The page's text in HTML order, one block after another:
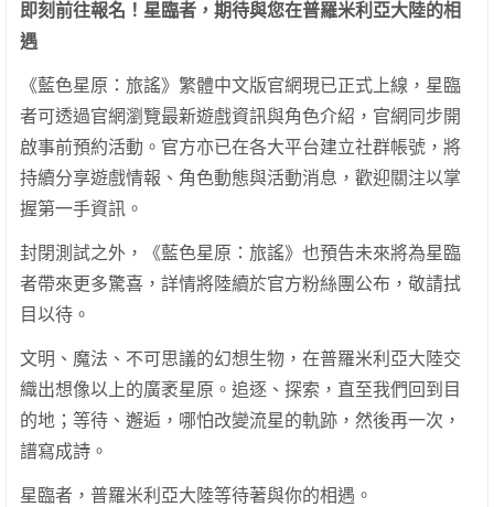
即刻前往報名！星臨者，期待與您在普羅米利亞大陸的相
遇
《藍色星原：旅謠》繁體中文版官網現已正式上線，星臨
者可透過官網瀏覽最新遊戲資訊與角色介紹，官網同步開
啟事前預約活動。官方亦已在各大平台建立社群帳號，將
持續分享遊戲情報、角色動態與活動消息，歡迎關注以掌
握第一手資訊。
封閉測試之外，《藍色星原：旅謠》也預告未來將為星臨
者帶來更多驚喜，詳情將陸續於官方粉絲團公布，敬請拭
目以待。
文明、魔法、不可思議的幻想生物，在普羅米利亞大陸交
織出想像以上的廣袤星原。追逐、探索，直至我們回到目
的地；等待、邂逅，哪怕改變流星的軌跡，然後再一次，
譜寫成詩。
星臨者，普羅米利亞大陸等待著與你的相遇。